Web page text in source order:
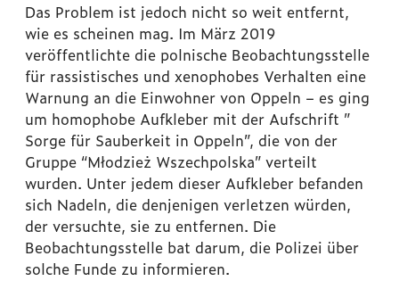
Das Problem ist jedoch nicht so weit entfernt,
wie es scheinen mag. Im März 2019
veröffentlichte die polnische Beobachtungsstelle
für rassistisches und xenophobes Verhalten eine
Warnung an die Einwohner von Oppeln – es ging
um homophobe Aufkleber mit der Aufschrift ”
Sorge für Sauberkeit in Oppeln”, die von der
Gruppe “Młodzież Wszechpolska” verteilt
wurden. Unter jedem dieser Aufkleber befanden
sich Nadeln, die denjenigen verletzen würden,
der versuchte, sie zu entfernen. Die
Beobachtungsstelle bat darum, die Polizei über
solche Funde zu informieren.